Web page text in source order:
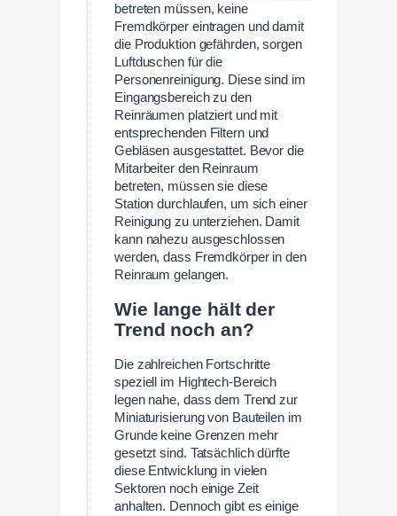
betreten müssen, keine
Fremdkörper eintragen und damit
die Produktion gefährden, sorgen
Luftduschen für die
Personenreinigung. Diese sind im
Eingangsbereich zu den
Reinräumen platziert und mit
entsprechenden Filtern und
Gebläsen ausgestattet. Bevor die
Mitarbeiter den Reinraum
betreten, müssen sie diese
Station durchlaufen, um sich einer
Reinigung zu unterziehen. Damit
kann nahezu ausgeschlossen
werden, dass Fremdkörper in den
Reinraum gelangen.
Wie lange hält der
Trend noch an?
Die zahlreichen Fortschritte
speziell im Hightech-Bereich
legen nahe, dass dem Trend zur
Miniaturisierung von Bauteilen im
Grunde keine Grenzen mehr
gesetzt sind. Tatsächlich dürfte
diese Entwicklung in vielen
Sektoren noch einige Zeit
anhalten. Dennoch gibt es einige